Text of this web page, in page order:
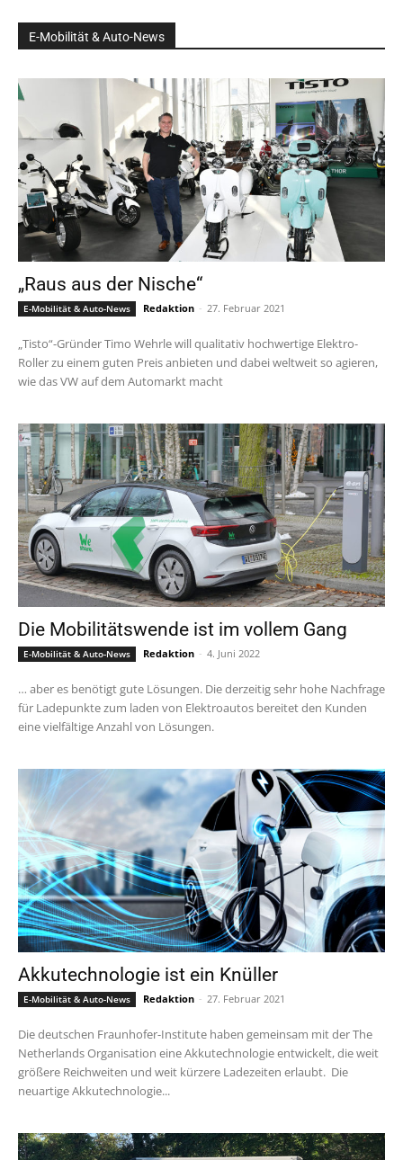
E-Mobilität & Auto-News
„Raus aus der Nische“
E-Mobilität & Auto-News Redaktion - 27. Februar 2021
„Tisto“-Gründer Timo Wehrle will qualitativ hochwertige Elektro-
Roller zu einem guten Preis anbieten und dabei weltweit so agieren,
wie das VW auf dem Automarkt macht
Die Mobilitätswende ist im vollem Gang
E-Mobilität & Auto-News Redaktion - 4. Juni 2022
… aber es benötigt gute Lösungen. Die derzeitig sehr hohe Nachfrage
für Ladepunkte zum laden von Elektroautos bereitet den Kunden
eine vielfältige Anzahl von Lösungen.
Akkutechnologie ist ein Knüller
E-Mobilität & Auto-News Redaktion - 27. Februar 2021
Die deutschen Fraunhofer-Institute haben gemeinsam mit der The
Netherlands Organisation eine Akkutechnologie entwickelt, die weit
größere Reichweiten und weit kürzere Ladezeiten erlaubt. Die
neuartige Akkutechnologie...